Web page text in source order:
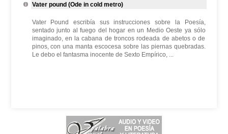
Vater pound (Ode in cold metro)
Vater Pound escribía sus instrucciones sobre la Poesía,
sentado junto al fuego del hogar en un Medio Oeste ya sólo
imaginado, en la cabana de troncos rodeada de abetos o de
pinos, con una manta escocesa sobre las piernas quebradas.
Le debo el fantasma inocente de Sexto Empírico, ...